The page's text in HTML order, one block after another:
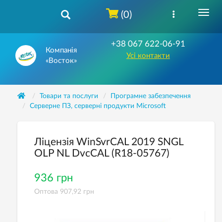
Компанія
«Восток»
+38 067 622-06-91
Усі контакти
(0)
Товари та послуги
Програмне забезпечення
Серверне ПЗ, серверні продукти Microsoft
Ліцензія WinSvrCAL 2019 SNGL
OLP NL DvcCAL (R18-05767)
936 грн
Оптова 907,92 грн